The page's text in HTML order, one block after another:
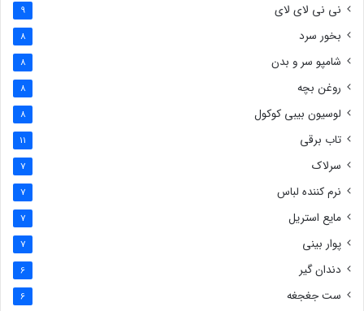
نی نی لای لای 9
بخور سرد 8
شامپو سر و بدن 8
روغن بچه 8
لوسیون بیبی کوکول 8
تاب برقی 11
سرلاک 7
نرم کننده لباس 7
مایع استریل 7
پوار بینی 7
دندان گیر 6
ست جغجغه 6